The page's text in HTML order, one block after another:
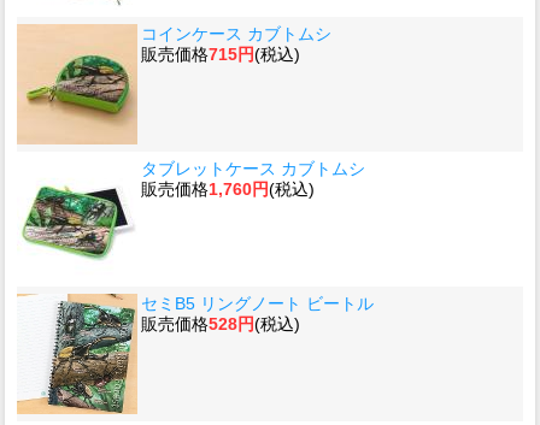
コインケース カブトムシ
販売価格715円(税込)
タブレットケース カブトムシ
販売価格1,760円(税込)
セミB5 リングノート ビートル
販売価格528円(税込)